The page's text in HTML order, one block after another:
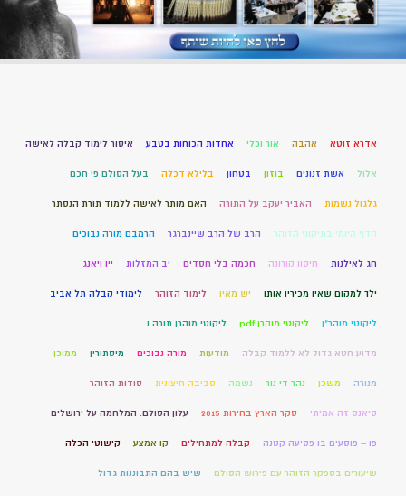
אדרא זוטא אהבה אור וכלי אחדות הכוחות בטבע איסור לימוד קבלה לאישה
אלול אשת זנונים בוזון בטחון בלילא דכלה בעל הסולם פי חכם
גלגול נשמות האביר יעקב על התורה האם מותר לאישה ללמוד תורת הנסתר
הדף היומי בתיקוני הזוהר הרב של הרב שיינברגר הרמבם מורה נבוכים
חג לאילנות חיסון קורונה חכמה בלי חסדים יב המזלות יין ויאנג
ילך למקום שאין מכירין אותו יש מאין לימוד הזוהר לימודי קבלה תל אביב
ליקוטי מוהר"ן ליקוטי מוהרן pdf ליקוטי מוהרן תורה ו
מדוע חטא גדול לא ללמוד קבלה מודעות מורה נבוכים מיסתורין ממוכן
מנורה משכן נהר די נור נשמה סביבה חיצונית סודות הזוהר
סיאנס זה אמיתי סקר הארץ בחירות 2015 עלון הסולם: המלחמה על ירושלים
פו – פוסעים בו פסיעה קטנה קבלה למתחילים קו אמצע קישוטי הכלה
שיעורים בספקר הזוהר עם פירוש הסולם שיש בהם התבוננות גדול